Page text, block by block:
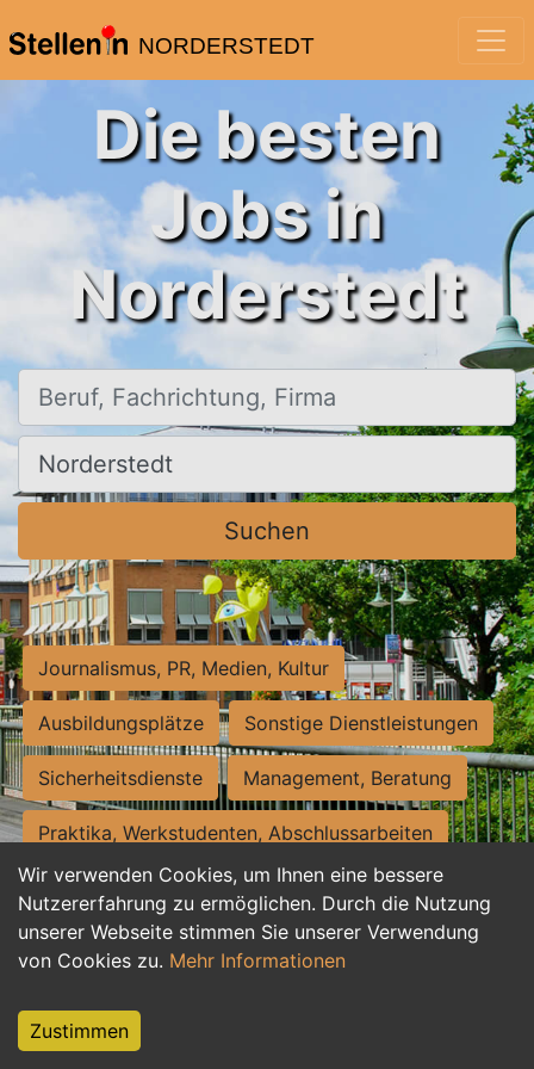
NORDERSTEDT
Wir verwenden Cookies, um Ihnen eine bessere
Nutzererfahrung zu ermöglichen. Durch die Nutzung
unserer Webseite stimmen Sie unserer Verwendung
von Cookies zu. Mehr Informationen
Zustimmen
Die besten
Jobs in
Norderstedt
Beruf, Fachrichtung, Firma
Ort, Stadt
Suchen
Journalismus, PR, Medien, Kultur
Ausbildungsplätze Sonstige Dienstleistungen
Sicherheitsdienste Management, Beratung
Praktika, Werkstudenten, Abschlussarbeiten
Personalwesen Assistenz, Sekretariat
Hilfskräfte, Aushilfs- und Nebenjobs
Weiterbildung, Studium, duale Ausbildung